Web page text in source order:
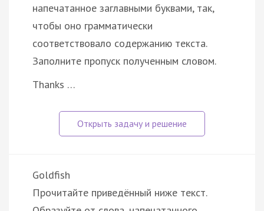
напечатанное заглавными буквами, так,
чтобы оно грамматически
соответствовало содержанию текста.
Заполните пропуск полученным словом.
Thanks …
Goldfish
Прочитайте приведённый ниже текст.